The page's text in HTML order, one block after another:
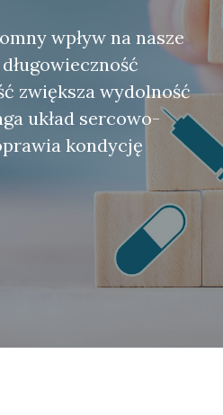
wpływ na nasze
zwiększa wydolność
układ sercowo-
kondycję